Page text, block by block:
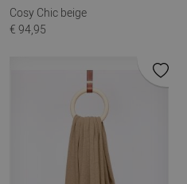
Cosy Chic beige
€ 94,95